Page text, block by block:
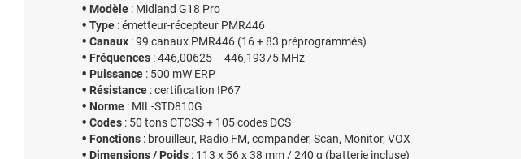
Modèle : Midland G18 Pro
Type : émetteur-récepteur PMR446
Canaux : 99 canaux PMR446 (16 + 83 préprogrammés)
Fréquences : 446,00625 – 446,19375 MHz
Puissance : 500 mW ERP
Résistance : certification IP67
Norme : MIL-STD810G
Codes : 50 tons CTCSS + 105 codes DCS
Fonctions : brouilleur, Radio FM, compander, Scan, Monitor, VOX
Dimensions / Poids : 113 x 56 x 38 mm / 240 g (batterie incluse)